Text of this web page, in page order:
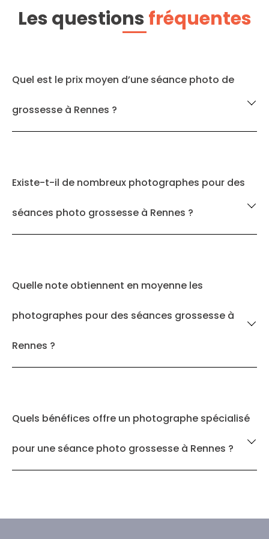
Les questionsfréquentes
Quel est le prix moyen d’une séance photo de
grossesse à Rennes ?
Existe-t-il de nombreux photographes pour des
séances photo grossesse à Rennes ?
Quelle note obtiennent en moyenne les
photographes pour des séances grossesse à
Rennes ?
Quels bénéfices offre un photographe spécialisé
pour une séance photo grossesse à Rennes ?